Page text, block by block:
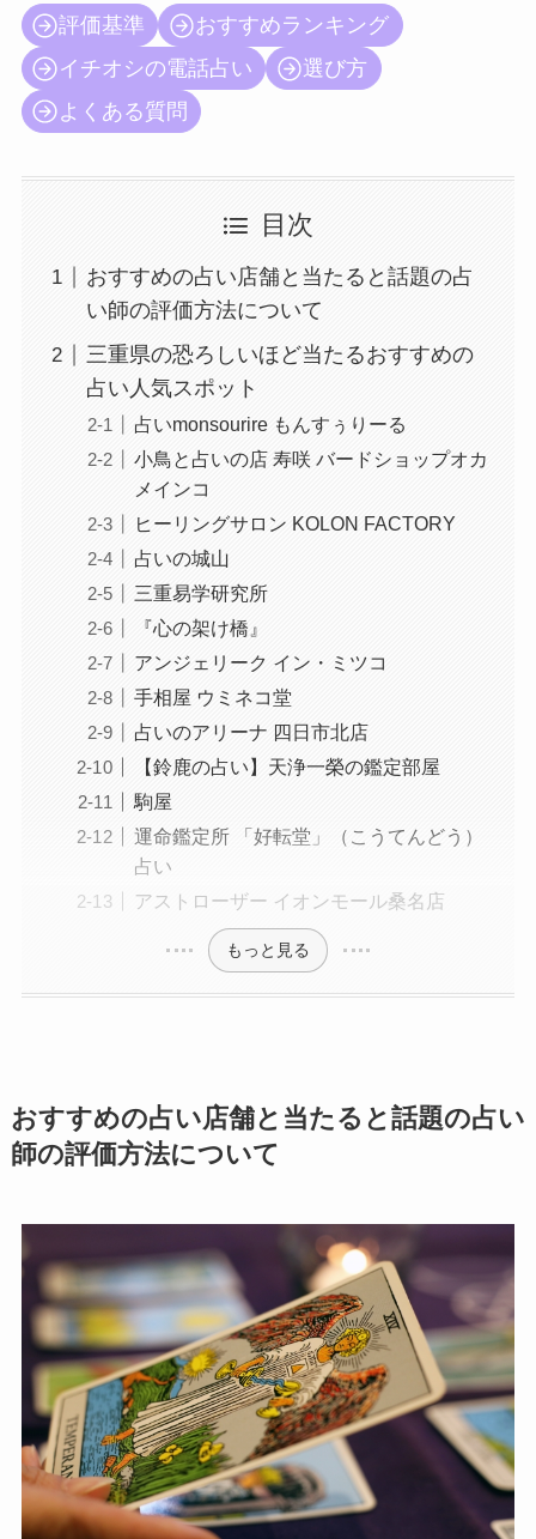
評価基準
おすすめランキング
イチオシの電話占い
選び方
よくある質問
目次
おすすめの占い店舗と当たると話題の占
い師の評価方法について
三重県の恐ろしいほど当たるおすすめの
占い人気スポット
占いmonsourire もんすぅりーる
小鳥と占いの店 寿咲 バードショップオカ
メインコ
ヒーリングサロン KOLON FACTORY
占いの城山
三重易学研究所
『心の架け橋』
アンジェリーク イン・ミツコ
手相屋 ウミネコ堂
占いのアリーナ 四日市北店
【鈴鹿の占い】天浄一榮の鑑定部屋
駒屋
運命鑑定所 「好転堂」（こうてんどう）
占い
アストローザー イオンモール桑名店
もっと見る
おすすめの占い店舗と当たると話題の占い
師の評価方法について